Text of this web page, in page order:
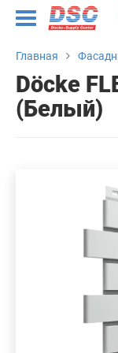
Главная
Döcke
(Белый)